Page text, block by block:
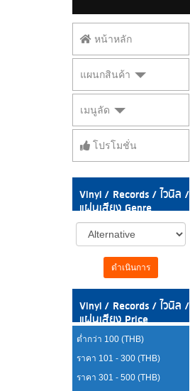
หน้าหลัก
แผนกสินค้า
เมนูลัด
โปรโมชั่น
Vinyl / Records / ไวนิล /
แผ่นเสียง Genre
ดำเนินการ
Vinyl / Records / ไวนิล /
แผ่นเสียง Price
ต่ำกว่า 100 (THB)
ราคา 101 - 300 (THB)
ราคา 301 - 500 (THB)